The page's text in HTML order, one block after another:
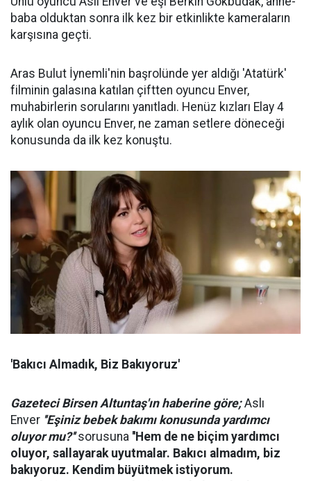
baba olduktan sonra ilk kez bir etkinlikte kameraların
karşısına geçti.
Aras Bulut İynemli'nin başrolünde yer aldığı 'Atatürk'
filminin galasına katılan çiftten oyuncu Enver,
muhabirlerin sorularını yanıtladı. Henüz kızları Elay 4
aylık olan oyuncu Enver, ne zaman setlere döneceği
konusunda da ilk kez konuştu.
'Bakıcı Almadık, Biz Bakıyoruz'
Gazeteci Birsen Altuntaş'ın haberine göre;Aslı
Enver ''Eşiniz bebek bakımı konusunda yardımcı
oluyor mu?''sorusuna ''Hem de ne biçim yardımcı
oluyor, sallayarak uyutmalar. Bakıcı almadım, biz
bakıyoruz. Kendim büyütmek istiyorum.